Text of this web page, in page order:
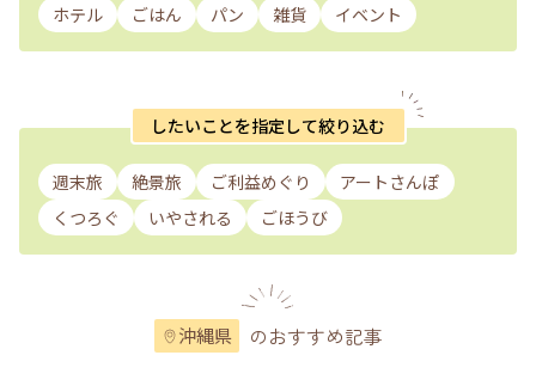
ホテル
ごはん パン 雑貨 イベント
したいことを指定して絞り込む
週末旅 絶景旅 ご利益めぐり
アートさんぽ
くつろぐ
いやされる ごほうび
沖縄県 のおすすめ記事